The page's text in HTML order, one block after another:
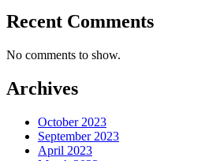
Recent Comments
No comments to show.
Archives
October 2023
September 2023
April 2023